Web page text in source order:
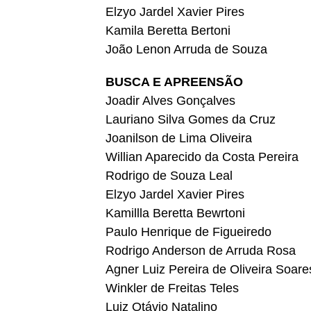
Elzyo Jardel Xavier Pires
Kamila Beretta Bertoni
João Lenon Arruda de Souza
BUSCA E APREENSÃO
Joadir Alves Gonçalves
Lauriano Silva Gomes da Cruz
Joanilson de Lima Oliveira
Willian Aparecido da Costa Pereira
Rodrigo de Souza Leal
Elzyo Jardel Xavier Pires
Kamillla Beretta Bewrtoni
Paulo Henrique de Figueiredo
Rodrigo Anderson de Arruda Rosa
Agner Luiz Pereira de Oliveira
Winkler de Freitas Teles
Luiz Otávio Natalino